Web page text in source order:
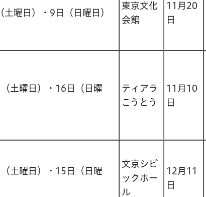
土曜日）・9日（日曜日）
東京文化
会館
11月20
日
土曜日）・16日（日曜
ティアラ
こうとう
11月10
日
土曜日）・15日（日曜
文京シビ
ックホー
ル
12月11
日